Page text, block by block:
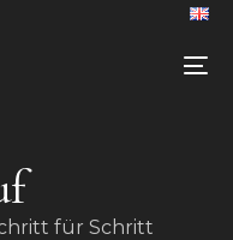
für Schritt